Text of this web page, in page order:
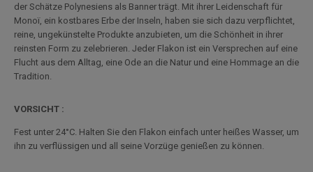
der Schätze Polynesiens als Banner trägt. Mit ihrer Leidenschaft für
Monoï, ein kostbares Erbe der Inseln, haben sie sich dazu verpflichtet,
reine, ungekünstelte Produkte anzubieten, um die Schönheit in ihrer
reinsten Form zu zelebrieren. Jeder Flakon ist ein Versprechen auf eine
Flucht aus dem Alltag, eine Ode an die Natur und eine Hommage an die
Tradition.
VORSICHT :
Fest unter 24°C. Halten Sie den Flakon einfach unter heißes Wasser, um
ihn zu verflüssigen und all seine Vorzüge genießen zu können.